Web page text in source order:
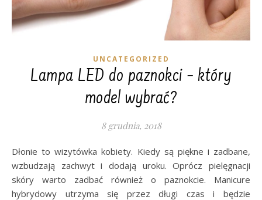
UNCATEGORIZED
Lampa LED do paznokci – który
model wybrać?
8 grudnia, 2018
Dłonie to wizytówka kobiety. Kiedy są piękne i zadbane,
wzbudzają zachwyt i dodają uroku. Oprócz pielęgnacji
skóry warto zadbać również o paznokcie. Manicure
hybrydowy utrzyma się przez długi czas i będzie